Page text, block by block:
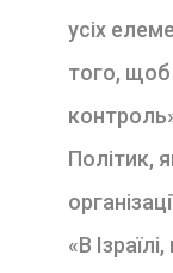
усіх
того, щоб
Політик,
«В